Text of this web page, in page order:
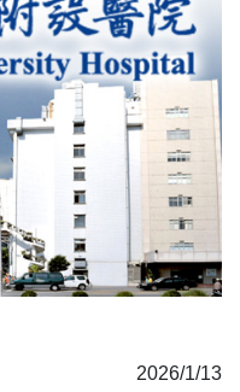
2026/1/13